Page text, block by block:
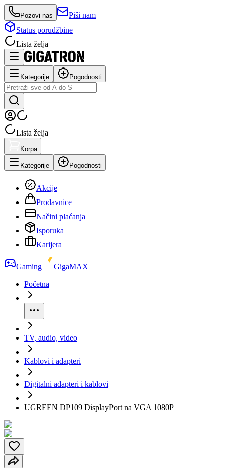
Pozovi nas
Piši nam
Status porudžbine
Lista želja
Kategorije Pogodnosti
Lista želja
Korpa
Kategorije Pogodnosti
Akcije
Prodavnice
Načini plaćanja
Isporuka
Karijera
Gaming
GigaMAX
Početna
TV, audio, video
Kablovi i adapteri
Digitalni adapteri i kablovi
UGREEN DP109 DisplayPort na VGA 1080P